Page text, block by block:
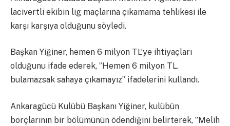
lacivertli ekibin lig maçlarına çıkamama tehlikesi ile
karşı karşıya olduğunu söyledi.
Başkan Yiğiner, hemen 6 milyon TL’ye ihtiyaçları
olduğunu ifade ederek, ”Hemen 6 milyon TL.
bulamazsak sahaya çıkamayız” ifadelerini kullandı.
Ankaragücü Kulübü Başkanı Yiğiner, kulübün
borçlarının bir bölümünün ödendiğini belirterek, ”Melih